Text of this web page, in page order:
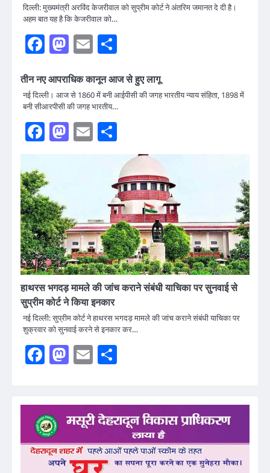
दिल्ली: मुख्यमंत्री अरविंद केजरीवाल को सुप्रीम कोर्ट ने अंतरिम जमानत दे दी है।
अहम बात यह है कि केजरीवाल को…
Facebook
Mastodon
Email
तीन नए आपराधिक कानून आज से हुए लागू
नई दिल्ली। आज से 1860 में बनी आईपीसी की जगह भारतीय न्याय संहिता, 1898 में
बनी सीआरपीसी की जगह भारतीय…
Facebook
Mastodon
Email
हाथरस भगदड़ मामले की जांच कराने संबंधी याचिका पर सुनवाई से
सुप्रीम कोर्ट ने किया इनकार
नई दिल्ली: सुप्रीम कोर्ट ने हाथरस भगदड़ मामले की जांच कराने संबंधी याचिका पर
शुक्रवार को सुनवाई करने से इनकार कर…
Facebook
Mastodon
Email